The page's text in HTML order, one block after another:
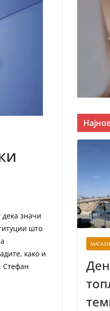
значи
што
како и
Стефан